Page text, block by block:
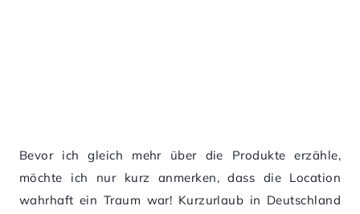
Bevor ich gleich mehr über die Produkte erzähle,
möchte ich nur kurz anmerken, dass die Location
wahrhaft ein Traum war! Kurzurlaub in Deutschland